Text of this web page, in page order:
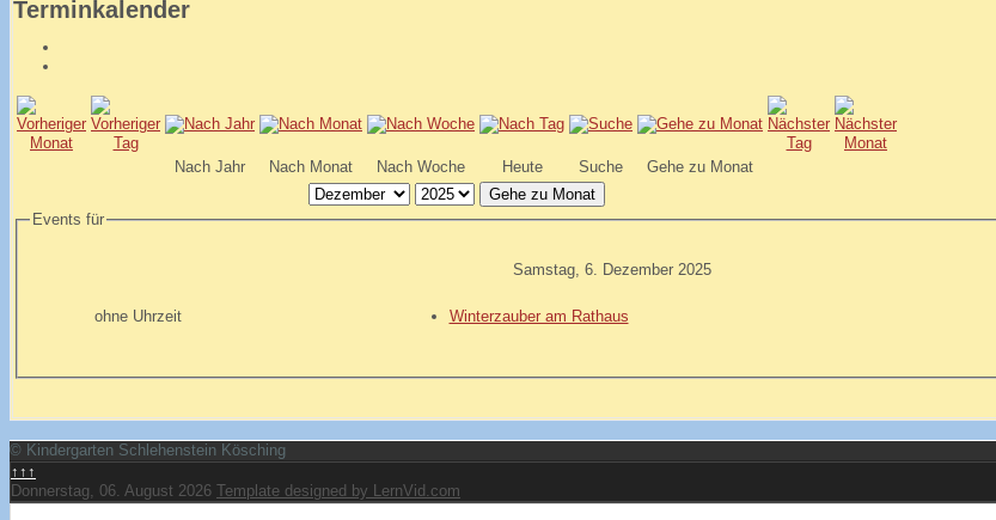
Terminkalender
Nach Jahr Nach Monat Nach Woche Heute Suche
Gehe zu Monat
Gehe zu Monat
Events für
Samstag, 6. Dezember 2025
ohne Uhrzeit Winterzauber am Rathaus
© Kindergarten Schlehenstein Kösching
↑↑↑
Donnerstag, 06. August 2026 Template designed by LernVid.com